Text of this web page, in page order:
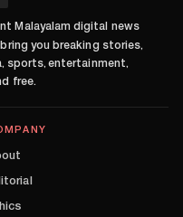
Malayalam digital news
bring you breaking stories,
sports, entertainment,
free.